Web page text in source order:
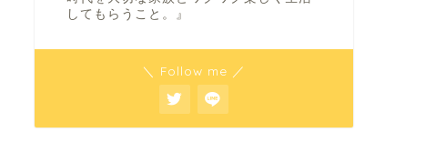
してもらうこと。』
＼ Follow me ／